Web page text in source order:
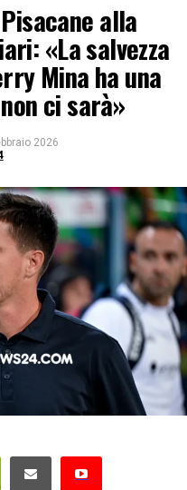
alla
«La salvezza
Mina ha una
ci sarà»
2026